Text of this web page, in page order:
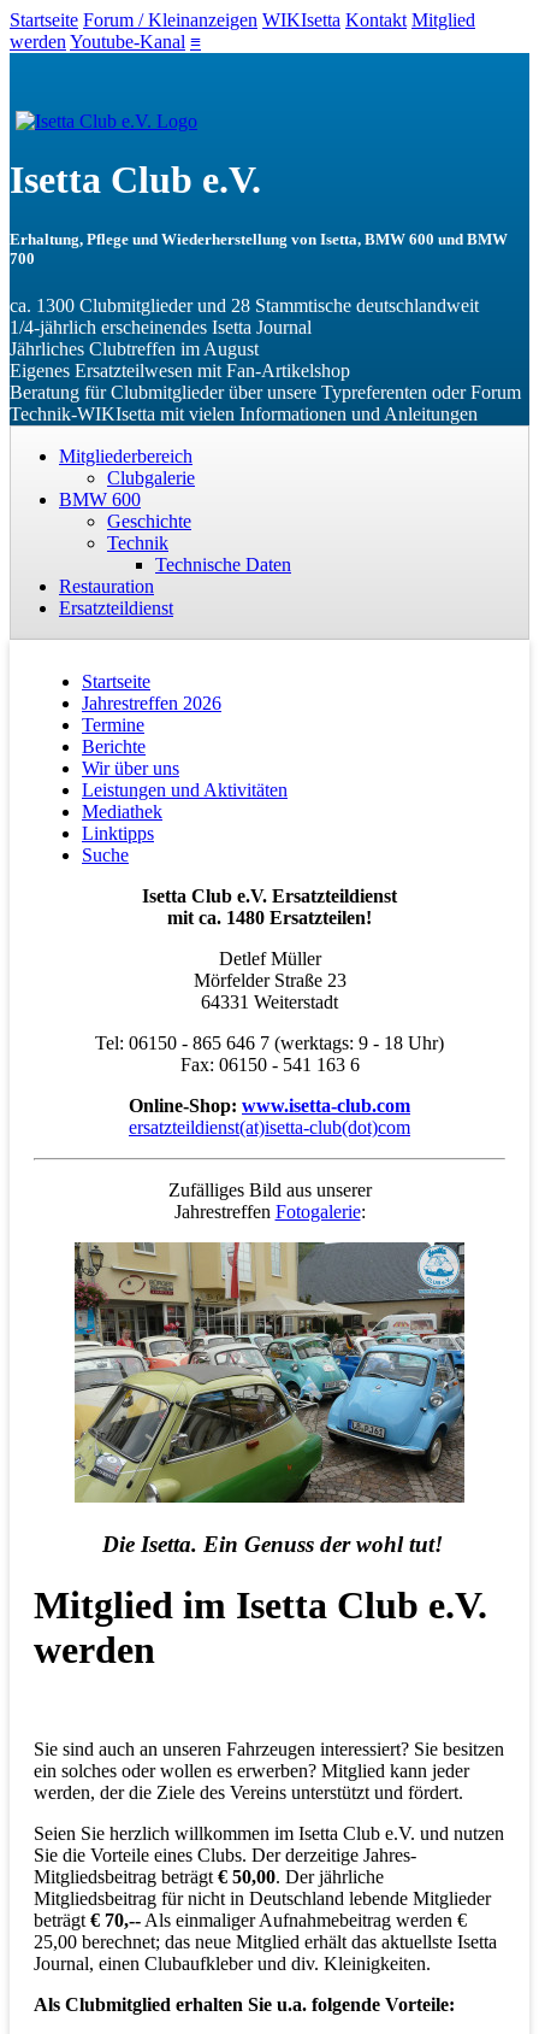
Startseite Forum / Kleinanzeigen WIKIsetta Kontakt Mitglied
werden Youtube-Kanal ≡
Isetta Club e.V.
Erhaltung, Pflege und Wiederherstellung von Isetta, BMW 600 und BMW
700
ca. 1300 Club­mit­glieder und 28 Stamm­tische deutsch­landweit
1/4-jährlich ers­chein­endes Isetta Journal
Jährliches Club­treffen im August
Eigenes Ersatz­teil­wesen mit Fan-­Artikel­shop
Beratung für Club­mit­glieder über unsere Typ­ref­erenten oder Forum
Technik-WIKIsetta mit vielen In­for­mationen und Anleitungen
Mitgliederbereich
Clubgalerie
BMW 600
Geschichte
Technik
Technische Daten
Restauration
Ersatzteildienst
Startseite
Jahrestreffen 2026
Termine
Berichte
Wir über uns
Leistungen und Aktivitäten
Mediathek
Linktipps
Suche
Isetta Club e.V. Ersatzteildienst
mit ca. 1480 Ersatzteilen!
Detlef Müller
Mörfelder Straße 23
64331 Weiterstadt
Tel: 06150 - 865 646 7 (werktags: 9 - 18 Uhr)
Fax: 06150 - 541 163 6
Online-Shop: www.isetta-club.com
ersatzteildienst(at)isetta-club(dot)com
Zufälliges Bild aus unserer
Jahrestreffen Fotogalerie:
Die Isetta. Ein Genuss der wohl tut!
Mitglied im Isetta Club e.V.
werden
Sie sind auch an unseren Fahrzeugen interessiert? Sie besitzen
ein solches oder wollen es erwerben? Mitglied kann jeder
werden, der die Ziele des Vereins unterstützt und fördert.
Seien Sie herzlich willkommen im Isetta Club e.V. und nutzen
Sie die Vorteile eines Clubs. Der derzeitige Jahres-
Mitgliedsbeitrag beträgt € 50,00. Der jährliche
Mitgliedsbeitrag für nicht in Deutschland lebende Mitglieder
beträgt € 70,-- Als einmaliger Aufnahmebeitrag werden €
25,00 berechnet; das neue Mitglied erhält das aktuellste Isetta
Journal, einen Clubaufkleber und div. Kleinigkeiten.
Als Clubmitglied erhalten Sie u.a. folgende Vorteile: